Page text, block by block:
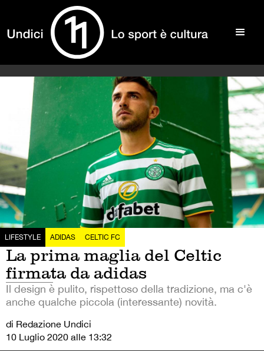
LIFESTYLE ADIDAS CELTIC FC
La prima maglia del Celtic
firmata da adidas
Il design è pulito, rispettoso della tradizione, ma c'è
anche qualche piccola (interessante) novità.
di Redazione Undici
10 Luglio 2020 alle 13:32